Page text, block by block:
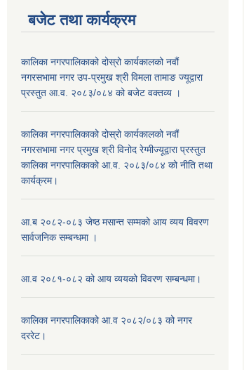
बजेट तथा कार्यक्रम
कालिका नगरपालिकाको दोस्रो कार्यकालको नवौं
नगरसभामा नगर उप-प्रमुख श्री विमला तामाङ ज्यूद्वारा
प्रस्तुत आ.व. २०८३/०८४ को बजेट वक्तव्य ।
कालिका नगरपालिकाको दोस्रो कार्यकालको नवौं
नगरसभामा नगर प्रमुख श्री विनोद रेग्मीज्यूद्वारा प्रस्तुत
कालिका नगरपालिकाको आ.व. २०८३/०८४ को नीति तथा
कार्यक्रम।
आ.ब २०८२-०८३ जेष्ठ मसान्त सम्मको आय व्यय विवरण
सार्वजनिक सम्बन्धमा ।
आ.व २०८१-०८२ को आय व्ययको विवरण सम्बन्धमा।
कालिका नगरपालिकाको आ.व २०८२/०८३ को नगर
दररेट।